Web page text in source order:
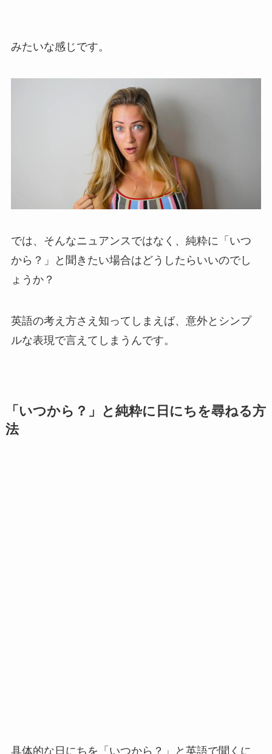
みたいな感じです。
では、そんなニュアンスではなく、純粋に「いつ
から？」と聞きたい場合はどうしたらいいのでし
ょうか？
英語の考え方さえ知ってしまえば、意外とシンプ
ルな表現で言えてしまうんです。
「いつから？」と純粋に日にちを尋ねる方
法
具体的な日にちを「いつから？」と英語で聞くに